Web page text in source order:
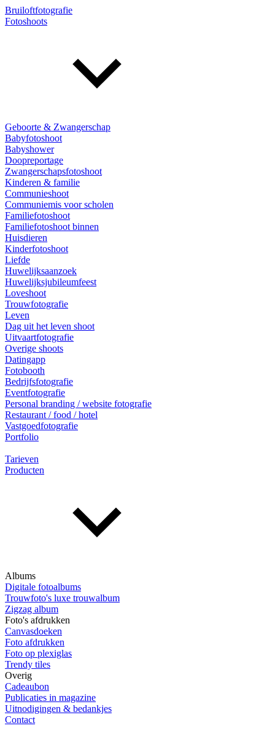
Bruiloftfotografie
Fotoshoots
Geboorte & Zwangerschap
Babyfotoshoot
Babyshower
Doopreportage
Zwangerschapsfotoshoot
Kinderen & familie
Communieshoot
Communiemis voor scholen
Familiefotoshoot
Familiefotoshoot binnen
Huisdieren
Kinderfotoshoot
Liefde
Huwelijksaanzoek
Huwelijksjubileumfeest
Loveshoot
Trouwfotografie
Leven
Dag uit het leven shoot
Uitvaartfotografie
Overige shoots
Datingapp
Fotobooth
Bedrijfsfotografie
Eventfotografie
Personal branding / website fotografie
Restaurant / food / hotel
Vastgoedfotografie
Portfolio
Tarieven
Producten
Albums
Digitale fotoalbums
Trouwfoto's luxe trouwalbum
Zigzag album
Foto's afdrukken
Canvasdoeken
Foto afdrukken
Foto op plexiglas
Trendy tiles
Overig
Cadeaubon
Publicaties in magazine
Uitnodigingen & bedankjes
Contact